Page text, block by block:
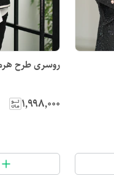
روسری طرح هرمس مشکی سفید
۱٬۹۹۸٬۰۰۰